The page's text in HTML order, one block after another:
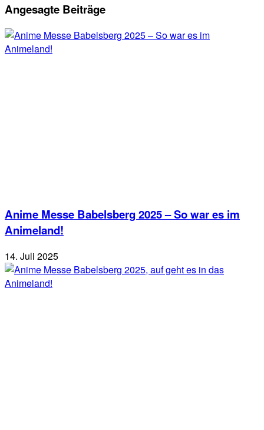
Angesagte Beiträge
Anime Messe Babelsberg 2025 – So war es im
Animeland!
14. Juli 2025